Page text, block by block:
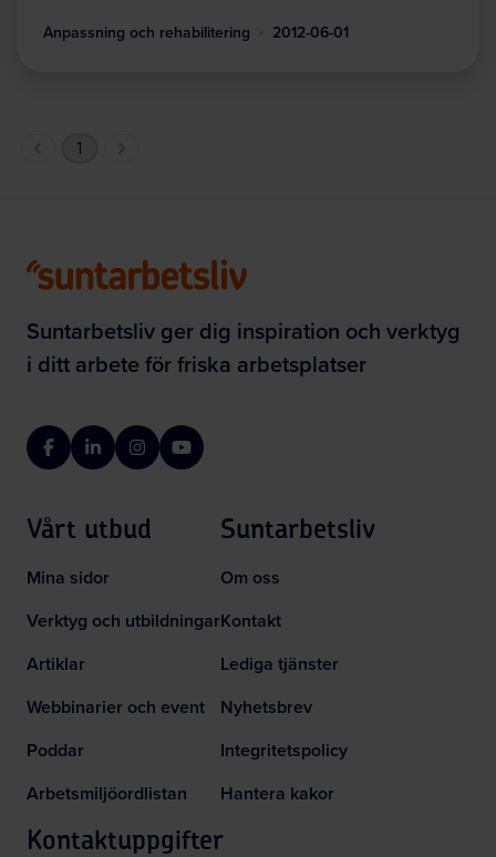
Anpassning och rehabilitering 2012-06-01
1
Suntarbetsliv ger dig inspiration och verktyg
i ditt arbete för friska arbetsplatser
FacebookLinkedInInstagramYouTube
Vårt utbud
Mina sidor
Verktyg och utbildningar
Artiklar
Webbinarier och event
Poddar
Arbetsmiljöordlistan
Suntarbetsliv
Om oss
Kontakt
Lediga tjänster
Nyhetsbrev
Integritetspolicy
Hantera kakor
Kontaktuppgifter